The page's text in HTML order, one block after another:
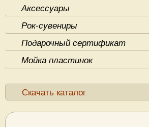
Аксессуары
Рок-сувениры
Подарочный сертификат
Мойка пластинок
Скачать каталог